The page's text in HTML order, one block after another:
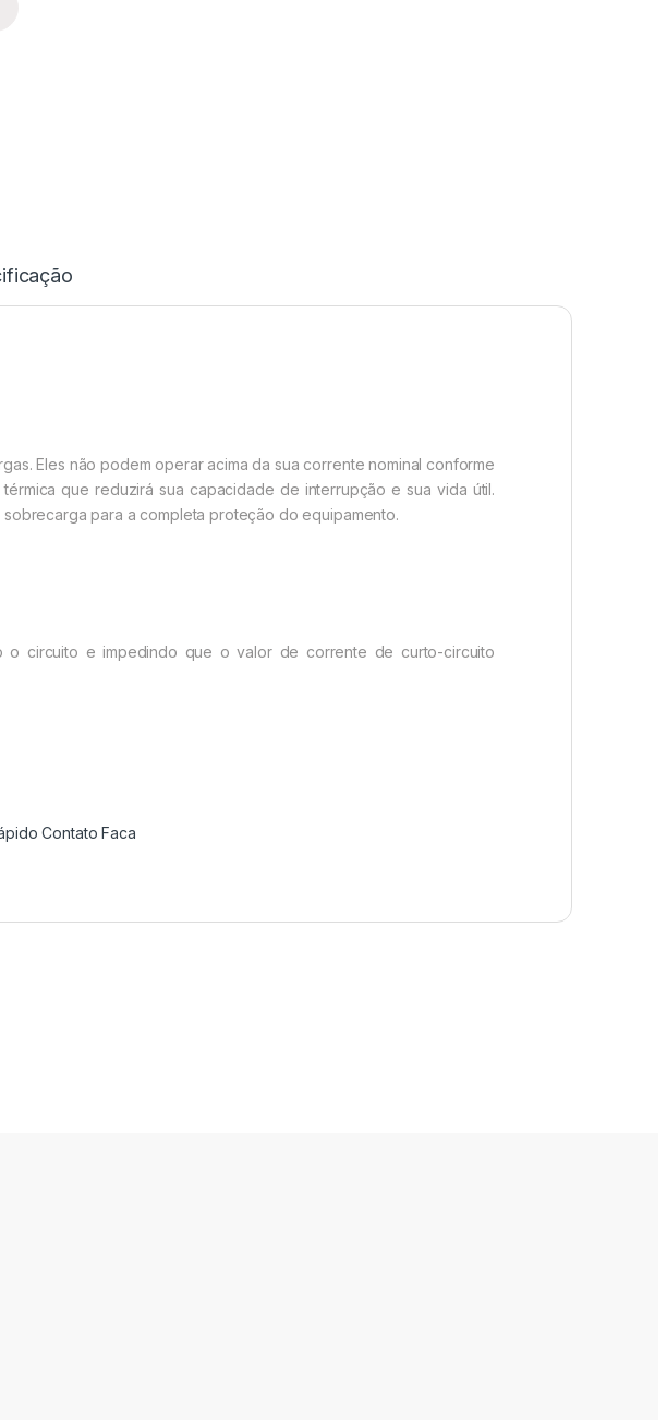
Eles não podem operar acima da sua corrente nominal conforme
que reduzirá sua capacidade de interrupção e sua vida útil.
para a completa proteção do equipamento.
o circuito e impedindo que o valor de corrente de curto-circuito
Contato Faca